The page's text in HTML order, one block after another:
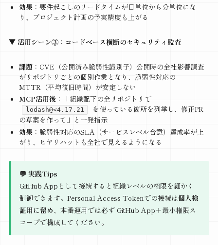
効果：要件起こしのリードタイムが日単位から分単位にな
り、プロジェクト計画の予実精度も上がる
▼ 活用シーン③：コードベース横断のセキュリティ監査
課題：CVE（公開済み脆弱性識別子）公開時の全社影響調査
がリポジトリごとの個別作業となり、脆弱性対応の
MTTR（平均復旧時間）が安定しない
MCP活用後：「組織配下の全リポジトリで
lodash@<4.17.21
を使っている箇所を列挙し、修正PR
の草案を作って」と一発指示
効果：脆弱性対応のSLA（サービスレベル合意）達成率が上
がり、ヒヤリハットも全社で見えるようになる
💬 実践Tips
GitHub Appとして接続すると組織レベルの権限を細かく
制御できます。Personal Access Tokenでの接続は個人検
証用に留め、本番運用では必ず GitHub App＋最小権限ス
コープで構成してください。